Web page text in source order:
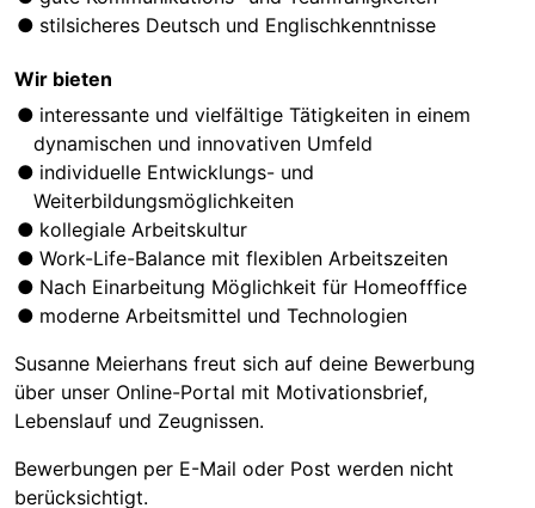
stilsicheres Deutsch und Englischkenntnisse
Wir bieten
interessante und vielfältige Tätigkeiten in einem
dynamischen und innovativen Umfeld
individuelle Entwicklungs- und
Weiterbildungsmöglichkeiten
kollegiale Arbeitskultur
Work-Life-Balance mit flexiblen Arbeitszeiten
Nach Einarbeitung Möglichkeit für Homeofffice
moderne Arbeitsmittel und Technologien
Susanne Meierhans freut sich auf deine Bewerbung
über unser Online-Portal mit Motivationsbrief,
Lebenslauf und Zeugnissen.
Bewerbungen per E-Mail oder Post werden nicht
berücksichtigt.